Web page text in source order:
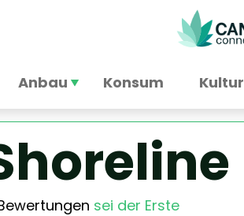
Anbau Konsum Kultur
sei der Erste